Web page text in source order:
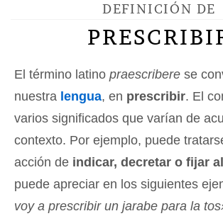
DEFINICIÓN DE
El término latino praescribere se
nuestra lengua, en prescribir. El
varios significados que varían de
contexto. Por ejemplo, puede
acción de indicar, decretar o fijar
puede apreciar en los siguientes
voy a prescribir un jarabe para la